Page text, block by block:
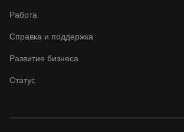
Работа
Справка и поддержка
Развитие бизнеса
Статус